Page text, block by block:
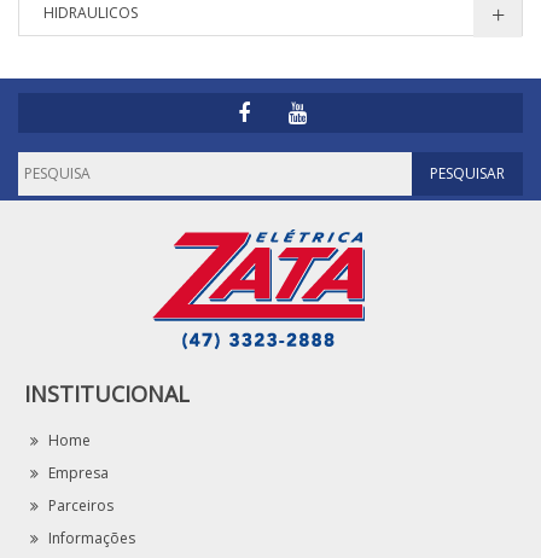
HIDRAULICOS
INSTITUCIONAL
Home
Empresa
Parceiros
Informações